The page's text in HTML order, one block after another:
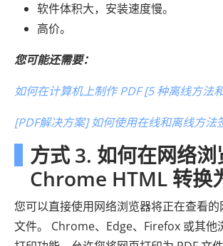
软件体积大，安装速度慢。
高价。
您可能还需要：
如何在计算机上制作 PDF [5 种离线方法
[PDF解决方案] 如何使用在线和离线方法
方式 3. 如何在网络
Chrome HTML 转换
您可以直接使用网络浏览器将正在查看的
文件。 Chrome、Edge、Firefox 或其他